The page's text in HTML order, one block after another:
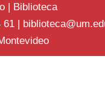
| Biblioteca
61 |